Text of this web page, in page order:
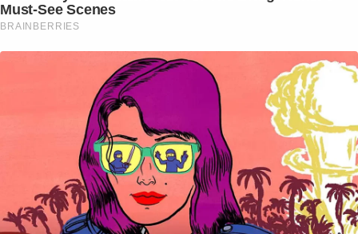
Must-See Scenes
BRAINBERRIES